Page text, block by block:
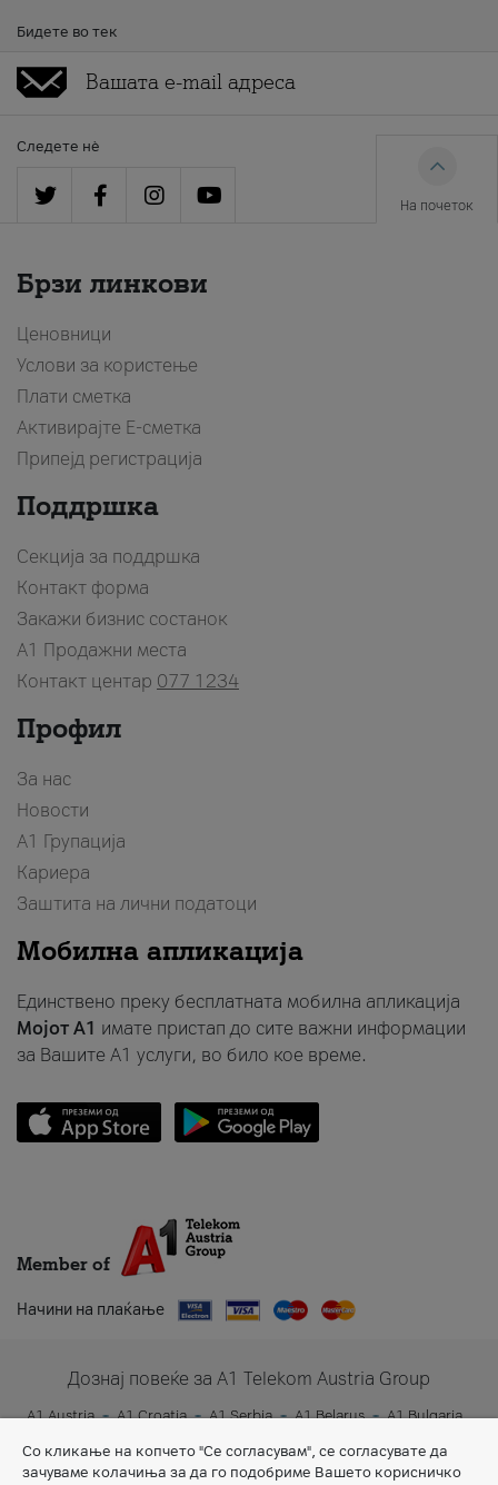
Бидете во тек
Следете нè
На почеток
Брзи линкови
Ценовници
Услови за користење
Плати сметка
Активирајте Е-сметка
Припејд регистрација
Поддршка
Секција за поддршка
Контакт форма
Закажи бизнис состанок
A1 Продажни места
Контакт центар 077 1234
Профил
За нас
Новости
А1 Групација
Кариера
Заштита на лични податоци
Мобилна апликација
Единствено преку бесплатната мобилна апликација
Мојот A1 имате пристап до сите важни информации
за Вашите A1 услуги, во било кое време.
Member of
Начини на плаќање
Дознај повеќе за A1 Telekom Austria Group
A1 Austria A1 Croatia A1 Serbia A1 Belarus
A1 Bulgaria
A1 Slovenia
A1 Digital
Со кликање на копчето "Се согласувам", се согласувате да
зачуваме колачиња за да го подобриме Вашето корисничко